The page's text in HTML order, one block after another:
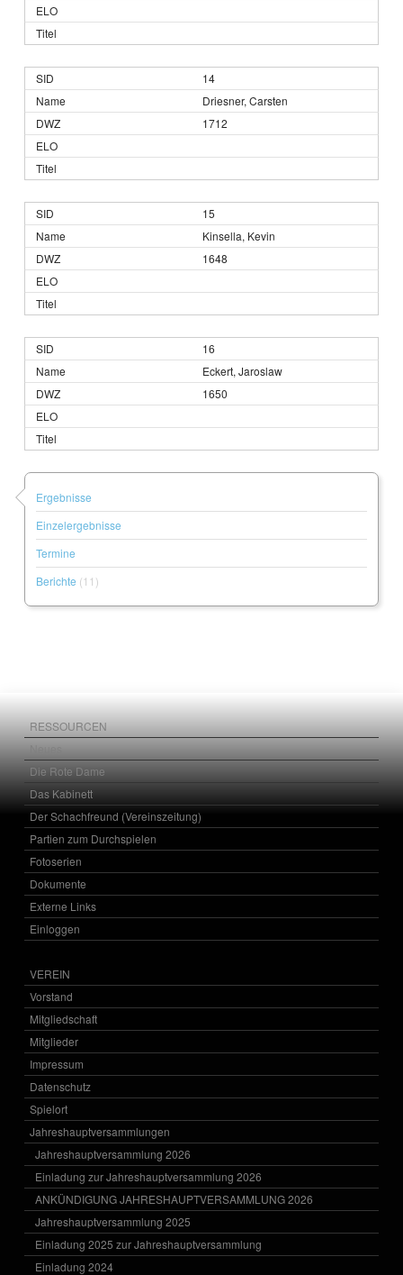
14
Driesner, Carsten
1712
15
Kinsella, Kevin
1648
16
Eckert, Jaroslaw
1650
Ergebnisse
Einzelergebnisse
Termine
Berichte (11)
RESSOURCEN
Die Rote Dame
Das Kabinett
Der Schachfreund (Vereinszeitung)
Partien zum Durchspielen
Fotoserien
Dokumente
Externe Links
Einloggen
VEREIN
Vorstand
Mitgliedschaft
Mitglieder
Impressum
Datenschutz
Spielort
Jahreshauptversammlungen
Jahreshauptversammlung 2026
Einladung zur Jahreshauptversammlung 2026
ANKÜNDIGUNG JAHRESHAUPTVERSAMMLUNG 2026
Jahreshauptversammlung 2025
Einladung 2025 zur Jahreshauptversammlung
Einladung 2024